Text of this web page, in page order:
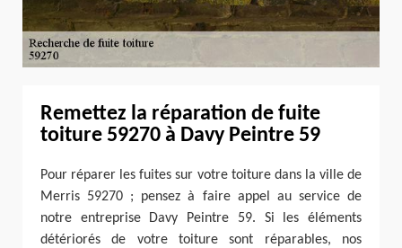
Remettez la réparation de fuite
toiture 59270 à Davy Peintre 59
Pour réparer les fuites sur votre toiture dans la ville de
Merris 59270 ; pensez à faire appel au service de
notre entreprise Davy Peintre 59. Si les éléments
détériorés de votre toiture sont réparables, nos